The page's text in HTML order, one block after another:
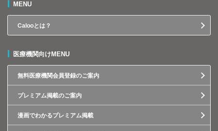
MENU
Calooとは？
医療機関向けMENU
無料医療機関会員登録のご案内
プレミアム掲載のご案内
漫画でわかるプレミアム掲載